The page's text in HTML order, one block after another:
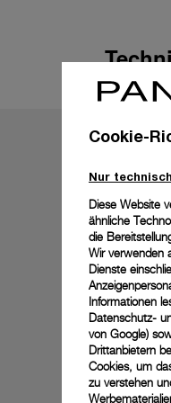
Cookie-
Nur
Diese Website
ähnliche
die
Wir verwenden
Dienste
Informationen
Datenschutz-
von Google)
Drittanbietern
Cookies, um
zu verstehen